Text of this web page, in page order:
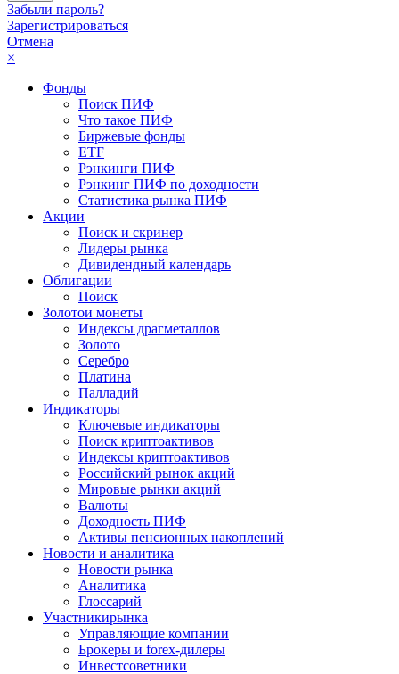
Забыли пароль?
Зарегистрироваться
Отмена
×
Фонды
Поиск ПИФ
Что такое ПИФ
Биржевые фонды
ETF
Рэнкинги ПИФ
Рэнкинг ПИФ по доходности
Статистика рынка ПИФ
Акции
Поиск и скринер
Лидеры рынка
Дивидендный календарь
Облигации
Поиск
Золотои монеты
Индексы драгметаллов
Золото
Серебро
Платина
Палладий
Индикаторы
Ключевые индикаторы
Поиск криптоактивов
Индексы криптоактивов
Российский рынок акций
Мировые рынки акций
Валюты
Доходность ПИФ
Активы пенсионных накоплений
Новости и аналитика
Новости рынка
Аналитика
Глоссарий
Участникирынка
Управляющие компании
Брокеры и forex-дилеры
Инвестсоветники